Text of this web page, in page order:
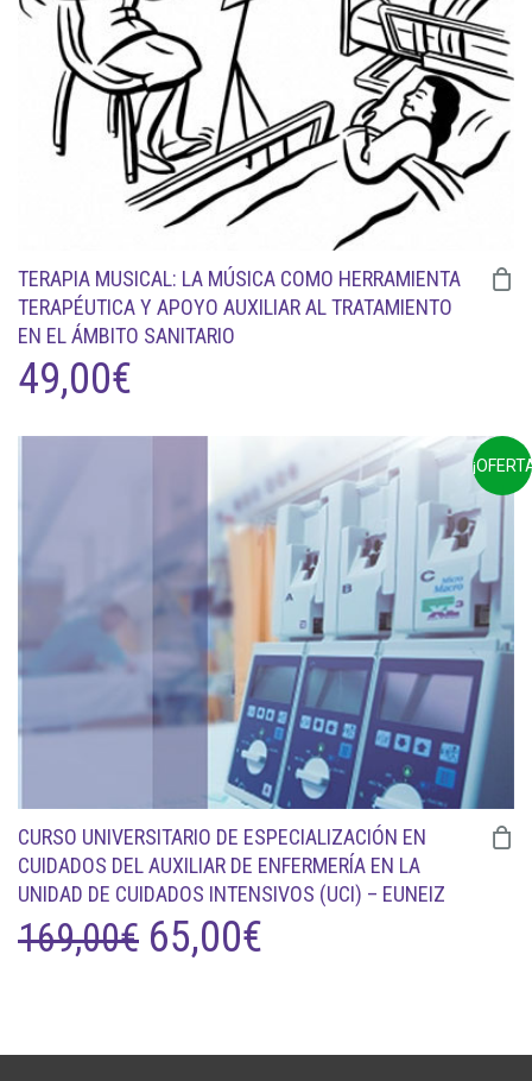
99,00€.49,00€.
TERAPIA MUSICAL: LA MÚSICA COMO HERRAMIENTA
TERAPÉUTICA Y APOYO AUXILIAR AL TRATAMIENTO
EN EL ÁMBITO SANITARIO
49,00€
CURSO UNIVERSITARIO DE ESPECIALIZACIÓN EN
CUIDADOS DEL AUXILIAR DE ENFERMERÍA EN LA
UNIDAD DE CUIDADOS INTENSIVOS (UCI) – EUNEIZ
169,00€ EL
ORIGINAL
65,00€
ACTUAL